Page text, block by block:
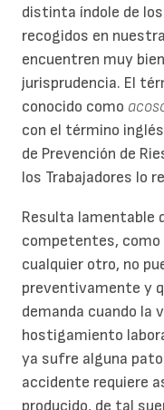
distinta índole de
recogidos en
encuentren muy
jurisprudencia. El
conocido como
con el término inglés
de Prevención de
los Trabajadores lo
Resulta lamentable
competentes, como
cualquier otro, no
preventivamente y
demanda cuando la
hostigamiento
ya sufre alguna
accidente requiere
producido, de tal